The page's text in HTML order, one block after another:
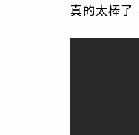
真的太棒了